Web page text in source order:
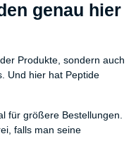
genau hier
Produkte, sondern auch
Und hier hat Peptide
für größere Bestellungen.
falls man seine